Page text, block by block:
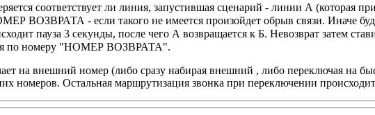
соответствует ли линия, запустившая сценарий - линии А (которая
ВОЗВРАТА - если такого не имеется произойдет обрыв связи. Иначе
пауза 3 секунды, после чего А возвращается к Б. Невозврат затем
по номеру "НОМЕР ВОЗВРАТА".
на внешний номер (либо сразу набирая внешний , либо переключая на
номеров. Остальная маршрутизация звонка при переключении